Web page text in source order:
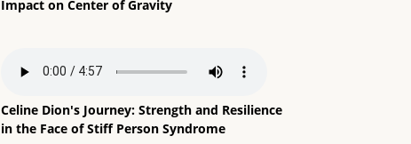
Impact on Center of Gravity
Celine Dion's Journey: Strength and Resilience
in the Face of Stiff Person Syndrome